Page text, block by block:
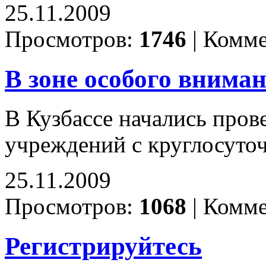
25.11.2009
Просмотров: 1746 |
В зоне особого
В Кузбассе начались
учреждений с
25.11.2009
Просмотров: 1068 |
Регистрируйтесь